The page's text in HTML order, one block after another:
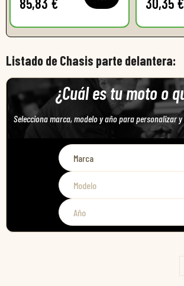
Listado de Chasis parte delantera:
¿Cuál es tu moto o
Selecciona marca, modelo y año para personalizar